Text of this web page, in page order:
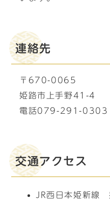
連絡先
〒670-0065
姫路市上手野41-4
電話079-291-0303
交通アクセス
JR西日本姫新